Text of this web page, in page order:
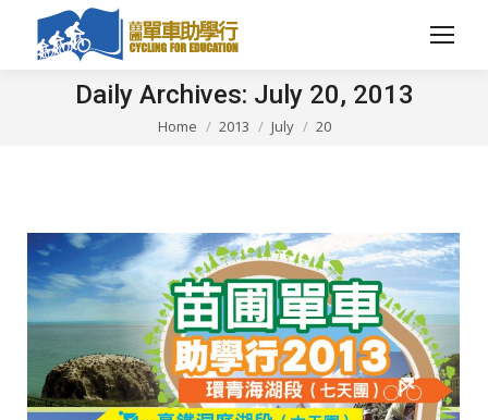
Daily Archives: July 20, 2013
You are here:
Home 2013 July 20